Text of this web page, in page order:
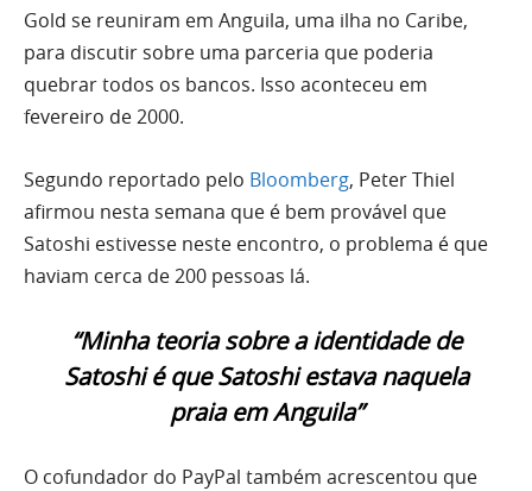
Gold se reuniram em Anguila, uma ilha no Caribe,
para discutir sobre uma parceria que poderia
quebrar todos os bancos. Isso aconteceu em
fevereiro de 2000.
Segundo reportado pelo Bloomberg, Peter Thiel
afirmou nesta semana que é bem provável que
Satoshi estivesse neste encontro, o problema é que
haviam cerca de 200 pessoas lá.
“Minha teoria sobre a identidade de
Satoshi é que Satoshi estava naquela
praia em Anguila”
O cofundador do PayPal também acrescentou que